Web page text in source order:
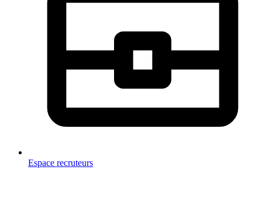
Espace recruteurs